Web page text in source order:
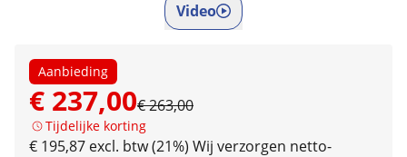
Video
Aanbieding
€ 237,00€ 263,00
Tijdelijke korting
€ 195,87 excl. btw (21%) Wij verzorgen netto-